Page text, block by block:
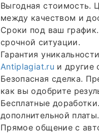
Выгодная стоимость.
между качеством и
Сроки под ваш
срочной ситуации.
Гарантия
Antiplagiat.ru и другие
Безопасная сделка.
как вы одобрите
Бесплатные
дополнительной платы.
Прямое общение с